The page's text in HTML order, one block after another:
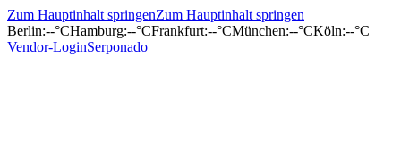
Zum Hauptinhalt springenZum Hauptinhalt springen
Berlin:--°CHamburg:--°CFrankfurt:--°CMünchen:--°CKöln:--°C
Vendor-LoginSerponado